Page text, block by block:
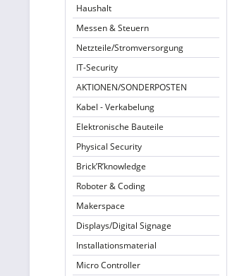
Haushalt
Messen & Steuern
Netzteile/Stromversorgung
IT-Security
AKTIONEN/SONDERPOSTEN
Kabel - Verkabelung
Elektronische Bauteile
Physical Security
Brick’R’knowledge
Roboter & Coding
Makerspace
Displays/Digital Signage
Installationsmaterial
Micro Controller